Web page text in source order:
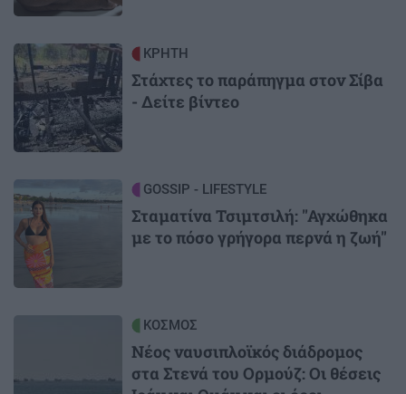
Image ΚΡΗΤΗ
Στάχτες το παράπηγμα στον Σίβα
- Δείτε βίντεο
Image GOSSIP - LIFESTYLE
Σταματίνα Τσιμτσιλή: "Αγχώθηκα
με το πόσο γρήγορα περνά η ζωή"
ΚΟΣΜΟΣ
Νέος ναυσιπλοϊκός διάδρομος
στα Στενά του Ορμούζ: Οι θέσεις